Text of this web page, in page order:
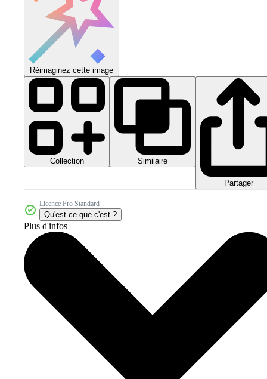
Réimaginez cette image
Collection Similaire
Partager
Licence Pro Standard
Qu'est-ce que c'est ?
Plus d'infos